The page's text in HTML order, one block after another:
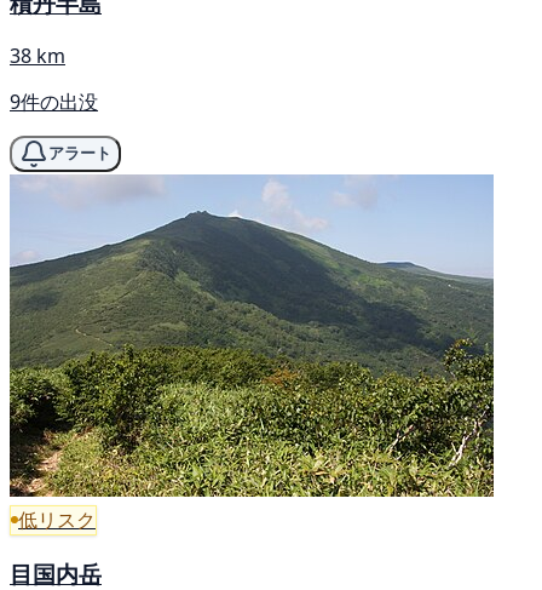
38 km
9件の出没
アラート
低リスク
目国内岳